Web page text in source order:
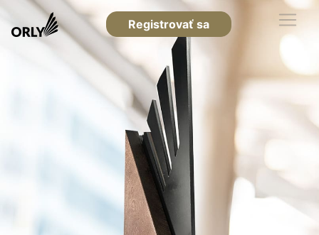
Registrovať sa